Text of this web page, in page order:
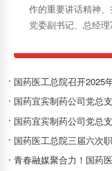
作的重要讲话精神
党委副书记、总经理
国药医工总院召开2025年党
国药宜宾制药公司党总支召开2024
国药宜宾制药公司党总
国药医工总院三届六次
青春融媒聚合力！国药医工总院开展团